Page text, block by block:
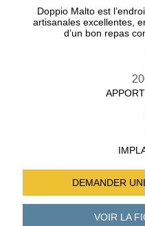
Doppio Malto est
artisanales excellentes,
d’un bon repas
DEMANDER
VOIR LA